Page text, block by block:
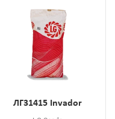
ЛГ31415 Invador